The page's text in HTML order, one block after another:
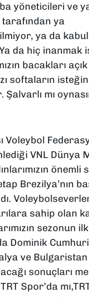
yöneticileri ve
ya
ya da
da hiç inanmak
bacakları
softaların
Şalvarlı mı
Voleybol
VNL Dünya
önemli
Brezilya’nın
sahip olan
sezonun
Dominik
ve Bulgaristan
sonuçları
Spor’da